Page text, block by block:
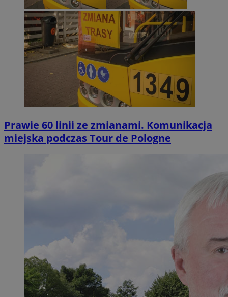
Prawie 60 linii ze zmianami. Komunikacja
miejska podczas Tour de Pologne